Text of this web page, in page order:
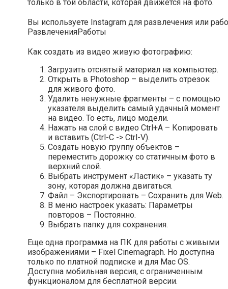
только в той области, которая движется на фото.
Вы используете Instagram для развлечения или
РазвлеченияРаботы
Как создать из видео живую фотографию:
Загрузить отснятый материал на компьютер.
Открыть в Photoshop – выделить отрезок
для живого фото.
Удалить ненужные фрагменты – с помощью
указателя выделить самый удачный момент
на видео. То есть, лицо модели.
Нажать на слой с видео Ctrl+A – Копировать
и вставить (Ctrl-C -> Ctrl-V).
Создать новую группу объектов –
переместить дорожку со статичным фото в
верхний слой.
Выбрать инструмент «Ластик» – указать ту
зону, которая должна двигаться.
Файл – Экспортировать – Сохранить для Web.
В меню настроек указать: Параметры
повторов – Постоянно.
Выбрать папку для сохранения.
Еще одна программа на ПК для работы с живыми
изображениями – Fixel Cinemagraph. Но доступна
только по платной подписке и для Mac OS.
Доступна мобильная версия, с ограниченным
функционалом для бесплатной версии.